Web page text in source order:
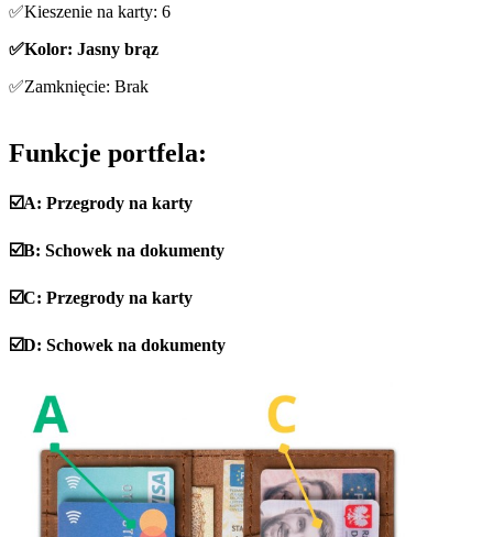
✅Kieszenie na karty: 6
✅Kolor: Jasny brąz
✅Zamknięcie: Brak
Funkcje portfela:
☑️A: Przegrody na karty
☑️B: Schowek na dokumenty
☑️C: Przegrody na karty
☑️D: Schowek na dokumenty